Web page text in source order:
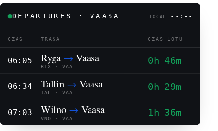
DEPARTURES · VAASA LOCAL --:--
CZAS TRASA CZAS LOTU
06:05 Ryga → Vaasa
RIX · VAA
0h 46m
06:34 Tallin → Vaasa
TAL · VAA
0h 29m
07:03 Wilno → Vaasa
VNO · VAA
1h 36m